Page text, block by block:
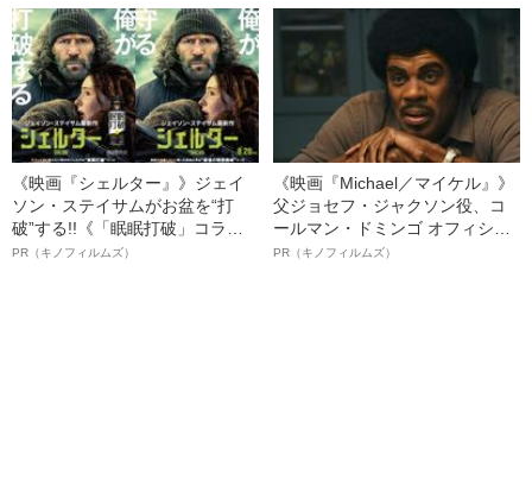
ト”が生み出した徹底ケアとは
《映画『シェルター』》ジェイ
ソン・ステイサムがお盆を“打
破”する!!《「眠眠打破」コラ
ボ》
PR（キノフィルムズ）
《映画『Michael／マイケル』》
父ジョセフ・ジャクソン役、コ
ールマン・ドミンゴ オフィシャ
ルインタビュー“観客を魅了した
PR（キノフィルムズ）